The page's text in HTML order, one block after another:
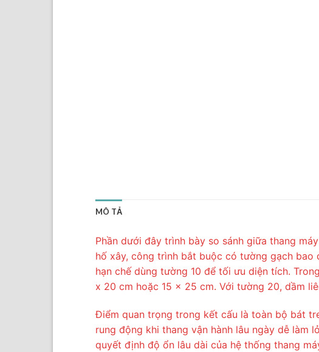
MÔ TẢ
Phần dưới đây trình bày so sánh giữa thang
hố xây, công trình bắt buộc có tường gạch
hạn chế dùng tường 10 để tối ưu diện tích.
x 20 cm hoặc 15 x 25 cm. Với tường 20, dầm
Điểm quan trọng trong kết cấu là toàn bộ bát
rung động khi thang vận hành lâu ngày dễ làm
quyết định độ ổn lâu dài của hệ thống thang